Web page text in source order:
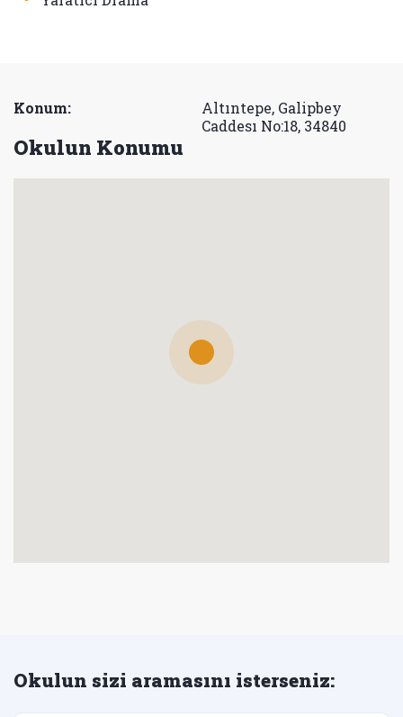
Konum:
Altıntepe, Galipbey
Caddesı No:18, 34840
Okulun Konumu
Okulun sizi aramasını isterseniz: